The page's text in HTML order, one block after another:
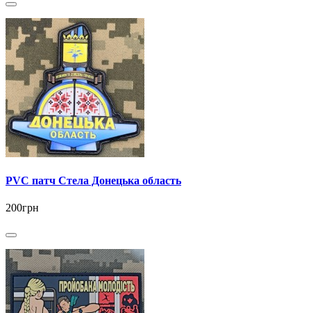
PVC патч Стела Донецька область
200грн